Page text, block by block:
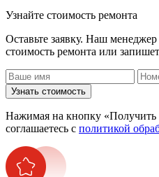
Узнайте стоимость ремонта
Оставьте заявку. Наш
стоимость ремонта или
Узнать стоимость
Нажимая на кнопку «Получить
соглашаетесь с политикой